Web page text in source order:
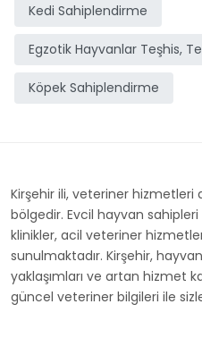
Kedi Sahiplendirme
Egzotik Hayvanlar Teşhis,
Köpek Sahiplendirme
Kirşehir ili, veteriner hizmetleri
bölgedir. Evcil hayvan
klinikler, acil veteriner
sunulmaktadır. Kirşehir,
yaklaşımları ve artan hizmet
güncel veteriner bilgileri ile